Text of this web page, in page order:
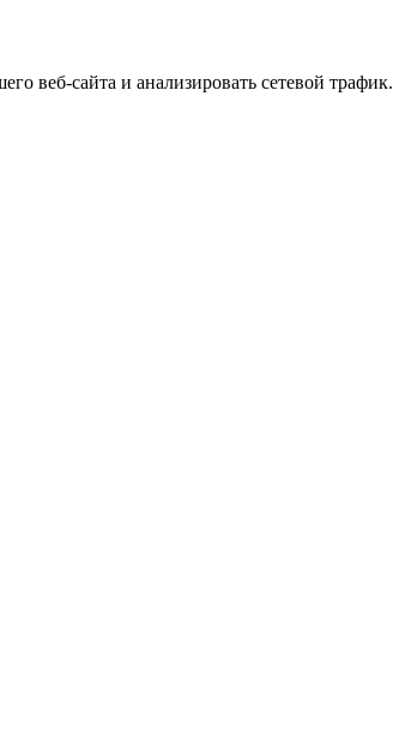
веб-сайта и анализировать сетевой трафик.